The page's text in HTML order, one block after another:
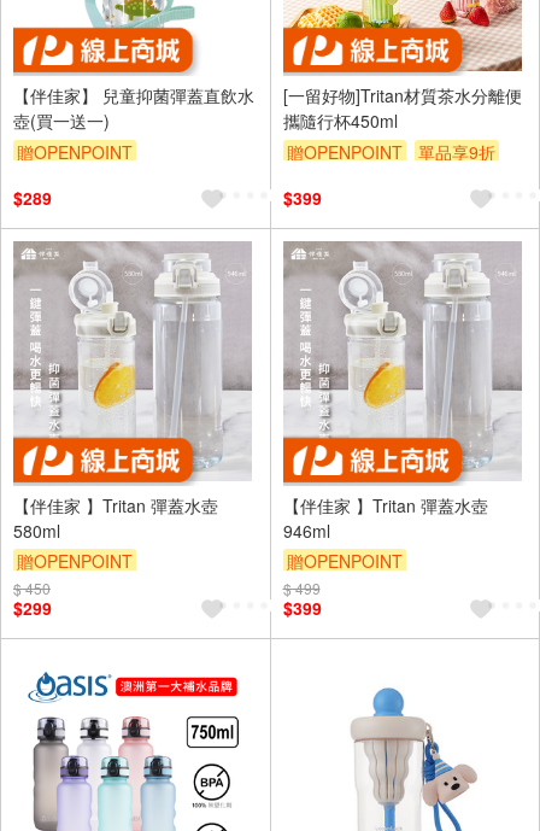
【伴佳家】 兒童抑菌彈蓋直飲水
壺(買一送一)
贈OPENPOINT
$289
[一留好物]Tritan材質茶水分離便
攜隨行杯450ml
贈OPENPOINT
單品享9折
$399
【伴佳家 】Tritan 彈蓋水壺
580ml
贈OPENPOINT
$ 450
$299
【伴佳家 】Tritan 彈蓋水壺
946ml
贈OPENPOINT
$ 499
$399